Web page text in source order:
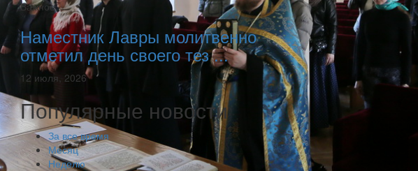
Важное
Наместник Лавры молитвенно
отметил день своего тез ...
12 июля, 2026
Популярные новости
За все время
Месяц
Неделю